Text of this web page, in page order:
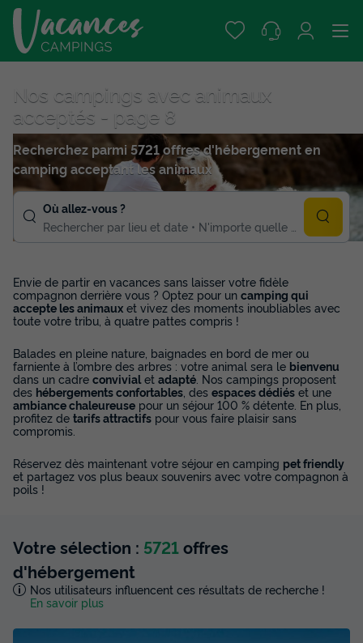
Nos campings avec animaux
acceptés - page 8
Recherchez parmi 5721 offres d'hébergement en
camping acceptant les animaux
Où allez-vous ?
Rechercher par lieu et date
N'importe quelle duree
Envie de partir en vacances sans laisser votre fidèle
compagnon derrière vous ? Optez pour un camping qui
accepte les animaux et vivez des moments inoubliables avec
toute votre tribu, à quatre pattes compris !
Balades en pleine nature, baignades en bord de mer ou
farniente à l’ombre des arbres : votre animal sera le bienvenu
dans un cadre convivialet adapté . Nos campings proposent
des hébergements confortables , des espaces dédiés et une
ambiance chaleureuse pour un séjour 100 % détente. En plus,
profitez de tarifs attractifs pour vous faire plaisir sans
compromis.
Réservez dès maintenant votre séjour en camping pet friendly
et partagez vos plus beaux souvenirs avec votre compagnon à
poils !
Votre sélection : 5721offres
d'hébergement
Nos utilisateurs influencent ces résultats de recherche !
En savoir plus